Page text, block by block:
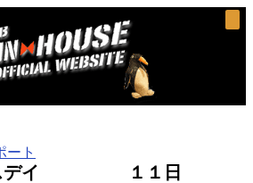
ート
スデイ １１日